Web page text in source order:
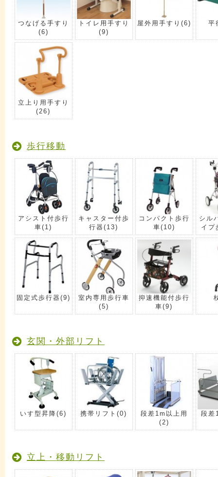
つなげる手すり
(6)
トイレ用手すり
(9)
屋外用手すり (6) 平
立上り用手すり
(26)
歩行移動
アシスト付歩行
車(1)
キャスター付歩
行器(13)
コンパクト歩行
車(10)
シル
イプ
固定式歩行器 (9)
室内専用歩行車
(5)
抑速機能付歩行
車(9)
玄関・外部リフト
いす型昇降(6) 携帯リフト(0)
段差1m以上用
(2)
段差
立上・移動リフト